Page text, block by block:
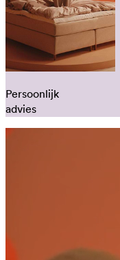
Persoonlijk
advies